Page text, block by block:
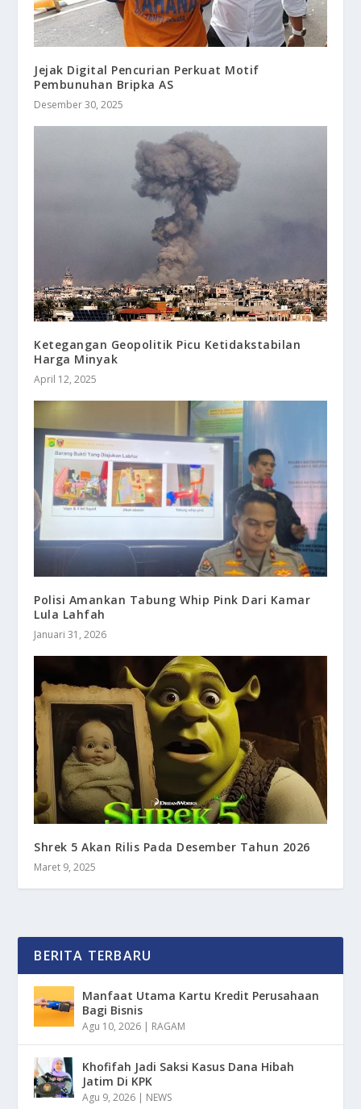
Jejak Digital Pencurian Perkuat Motif
Pembunuhan Bripka AS
Desember 30, 2025
Ketegangan Geopolitik Picu Ketidakstabilan
Harga Minyak
April 12, 2025
Polisi Amankan Tabung Whip Pink Dari Kamar
Lula Lahfah
Januari 31, 2026
Shrek 5 Akan Rilis Pada Desember Tahun 2026
Maret 9, 2025
BERITA TERBARU
Manfaat Utama Kartu Kredit Perusahaan
Bagi Bisnis
Agu 10, 2026 | RAGAM
Khofifah Jadi Saksi Kasus Dana Hibah
Jatim Di KPK
Agu 9, 2026 | NEWS